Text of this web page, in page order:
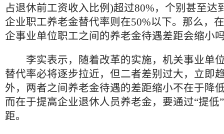
占退休前工资收入比例)超过80%，个别甚至达
企业职工养老金替代率则在50%以下。那么，
企事业单位职工之间的养老金待遇差距会缩小
李实表示，随着改革的实施，机关事业单
替代率必将逐步拉近，但二者差别过大，立即
外，两者之间养老金待遇的差距缩小不在于降
而在于提高企业退休人员养老金，要通过“提低
距。